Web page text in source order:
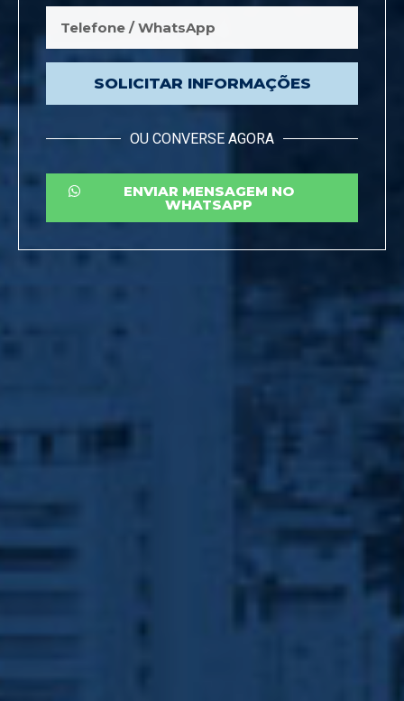
SOLICITAR INFORMAÇÕES
OU CONVERSE AGORA
ENVIAR MENSAGEM NO
WHATSAPP